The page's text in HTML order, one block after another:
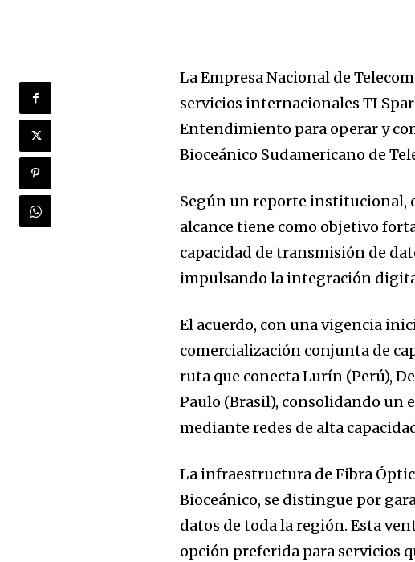
La Empresa Nacional de
servicios internacionales TI
Entendimiento para operar y
Bioceánico Sudamericano de
Según un reporte institucional,
alcance tiene como objetivo
capacidad de transmisión de
impulsando la integración
El acuerdo, con una vigencia
comercialización conjunta de
ruta que conecta Lurín (Perú),
Paulo (Brasil), consolidando un
mediante redes de alta
La infraestructura de Fibra
Bioceánico, se distingue por
datos de toda la región. Esta
opción preferida para servicios